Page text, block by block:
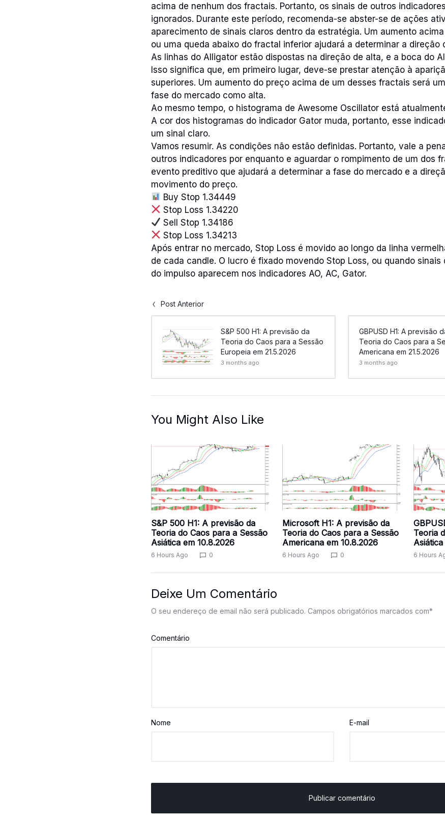
acima de nenhum dos fractais. Portanto, os sinais de outros
ignorados. Durante este período, recomenda-se abster-se de ações
aparecimento de sinais claros dentro da estratégia. Um aumento
ou uma queda abaixo do fractal inferior ajudará a determinar a direção
As linhas do Alligator estão dispostas na direção de alta, e a boca do
Isso significa que, em primeiro lugar, deve-se prestar atenção à
superiores. Um aumento do preço acima de um desses fractais será
fase do mercado como alta.
Ao mesmo tempo, o histograma de Awesome Oscillator está
A cor dos histogramas do indicador Gator muda, portanto, esse
um sinal claro.
Vamos resumir. As condições não estão definidas. Portanto, vale a
outros indicadores por enquanto e aguardar o rompimento de um dos
evento preditivo que ajudará a determinar a fase do mercado e a
movimento do preço.
Buy Stop 1.34449
Stop Loss 1.34220
Sell Stop 1.34186
Stop Loss 1.34213
Após entrar no mercado, Stop Loss é movido ao longo da linha
de cada candle. O lucro é fixado movendo Stop Loss, ou quando
do impulso aparecem nos indicadores AO, AC, Gator.
Post Anterior
S&P 500 H1: A previsão da
Teoria do Caos para a Sessão
Europeia em 21.5.2026
3 months ago
GBPUSD H1: A previsão
Teoria do Caos para a
Americana em 21.5.2026
3 months ago
You Might Also Like
S&P 500 H1: A previsão da
Teoria do Caos para a Sessão
Asiática em 10.8.2026
6 Hours Ago 0
Microsoft H1: A previsão da
Teoria do Caos para a Sessão
Americana em 10.8.2026
6 Hours Ago 0
Teoria
6 Hours
Deixe Um Comentário
O seu endereço de email não será publicado. Campos obrigatórios marcados com*
Comentário
Nome E-mail